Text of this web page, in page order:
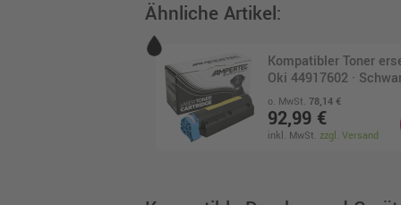
Ähnliche Artikel:
Kompatibler Toner
Oki 44917602 ·
o. MwSt. 78,14 €
92,99 €
inkl. MwSt. zzgl. Versand